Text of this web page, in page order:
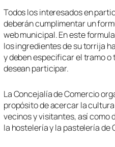
Todos los interesados en
deberán cumplimentar un
web municipal. En este
los ingredientes de su torrija
y deben especificar el tramo o
desean participar.
La Concejalía de Comercio
propósito de acercar la
vecinos y visitantes, así como
la hostelería y la pastelería de